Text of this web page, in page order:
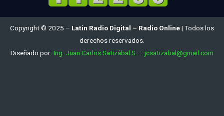
Copyright © 2025 – Latin Radio Digital – Radio Online| Todos los
derechos reservados.
Diseñado por: Ing. Juan Carlos Satizábal S.. :: jcsatizabal@gmail.com